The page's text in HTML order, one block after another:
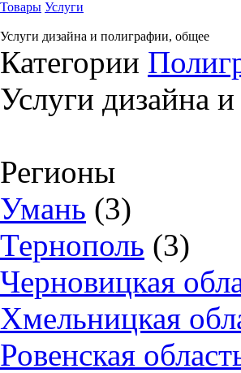
Товары Услуги
Услуги дизайна и полиграфии, общее
Категории
Услуги дизайна
Регионы
Умань (3)
Тернополь (3)
Черновицкая
Хмельницкая
Ровенская